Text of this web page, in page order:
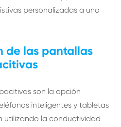
personalizadas a una
de las pantallas
son la opción
inteligentes y tabletas
utilizando la conductividad